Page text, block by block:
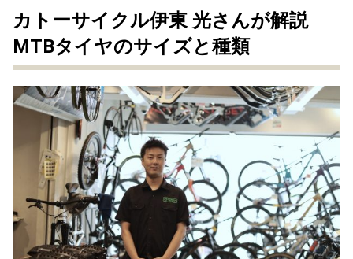
カトーサイクル伊東 光さんが解説
MTBタイヤのサイズと種類